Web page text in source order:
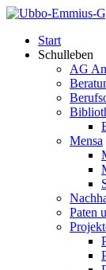
Start
Schulleben
AG
Mensa
Paten